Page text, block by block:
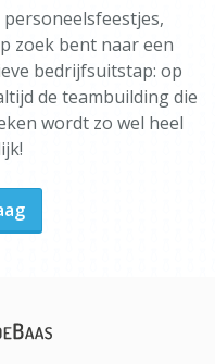
zoek bent naar een
bedrijfsuitstap: op
de teambuilding die
wordt zo wel heel